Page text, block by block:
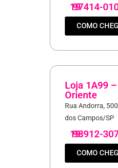
19
97414-
COMO
Loja 1A99
Oriente
Rua Andorra,
dos Campos/SP
19
98912-
COMO